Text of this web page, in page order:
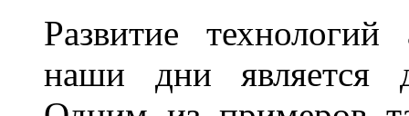
Развитие
наши дни является